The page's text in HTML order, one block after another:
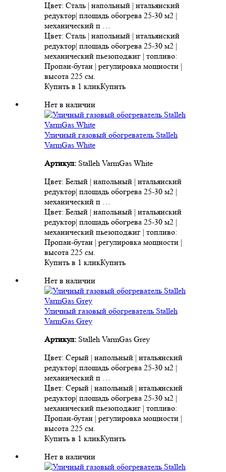
Цвет: Сталь | напольный | итальянский
редуктор| площадь обогрева 25-30 м2 |
механический п …
Цвет: Сталь | напольный | итальянский
редуктор| площадь обогрева 25-30 м2 |
механический пьезоподжиг | топливо:
Пропан-бутан | регулировка мощности |
высота 225 см.
Купить в 1 кликКупить
Нет в наличии
Уличный газовый обогреватель Stalleh
VarmGas White
Артикул: Stalleh VarmGas White
Цвет: Белый | напольный | итальянский
редуктор| площадь обогрева 25-30 м2 |
механический п …
Цвет: Белый | напольный | итальянский
редуктор| площадь обогрева 25-30 м2 |
механический пьезоподжиг | топливо:
Пропан-бутан | регулировка мощности |
высота 225 см.
Купить в 1 кликКупить
Нет в наличии
Уличный газовый обогреватель Stalleh
VarmGas Grey
Артикул: Stalleh VarmGas Grey
Цвет: Серый | напольный | итальянский
редуктор| площадь обогрева 25-30 м2 |
механический п …
Цвет: Серый | напольный | итальянский
редуктор| площадь обогрева 25-30 м2 |
механический пьезоподжиг | топливо:
Пропан-бутан | регулировка мощности |
высота 225 см.
Купить в 1 кликКупить
Нет в наличии